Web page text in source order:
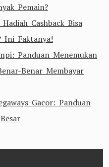
Pemain?
Cashback Bisa
Ini Faktanya!
Panduan Menemukan
Benar Membayar
Gacor: Panduan